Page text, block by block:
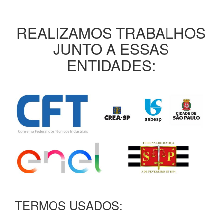
REALIZAMOS TRABALHOS
JUNTO A ESSAS
ENTIDADES:
TERMOS USADOS: